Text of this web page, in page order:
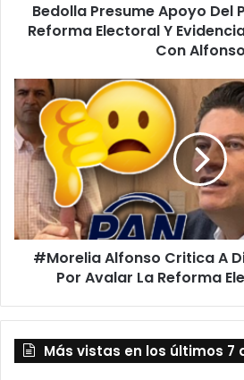
Evidencia
Alfonso
Bedolla Presume Apoyo Del
Reforma Electoral Y
Con Alfonso
#Morelia
Alfonso
Critica
A
Diputados
Del
PAN
Por
Avalar
Reforma
#Morelia Alfonso Critica A
Por Avalar La Reforma
Más vistas en los últimos 7